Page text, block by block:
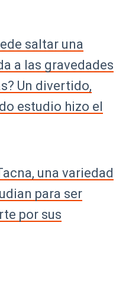
saltar una
a las gravedades
Un divertido,
estudio hizo el
una variedad
para ser
por sus